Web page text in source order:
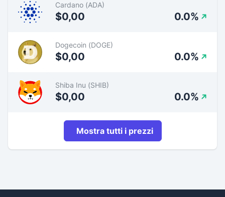
Cardano (ADA)
$0,00 0.0%
Dogecoin (DOGE)
$0,00 0.0%
Shiba Inu (SHIB)
$0,00 0.0%
Mostra tutti i prezzi